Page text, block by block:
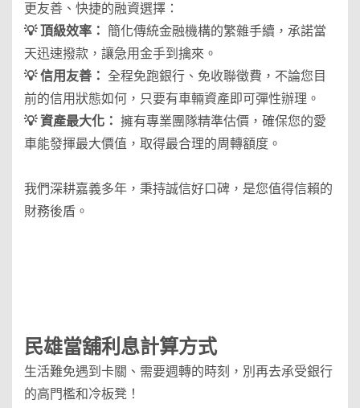
更友善、快捷的融資選擇：
💡 頂級效率：
簡化傳統金融機構的繁雜手續，承諾當
天迅速撥款，讓急用金手到擒來。
💡 信用友善： 全程免跑銀行、免收聯徵費，不論您目
前的信用狀態如何，只要有車輛資產即可彈性辦理。
💡 資產最大化： 擁有專業團隊精準估價，確保您的愛
車能發揮最大價值，取得最合理的周轉額度。
我們深耕嘉義多年，秉持誠信好口碑，是您值得信賴的
財務後盾。
民雄當舖利息計算方式
生活難免遇到卡關、需要週轉的時刻，別再去承受銀行
的高門檻和冷板凳！